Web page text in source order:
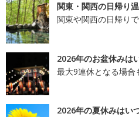
関東・関西の日帰り
関東や関西の日帰り
2026年のお盆休みは
最大9連休となる場合
2026年の夏休みはい